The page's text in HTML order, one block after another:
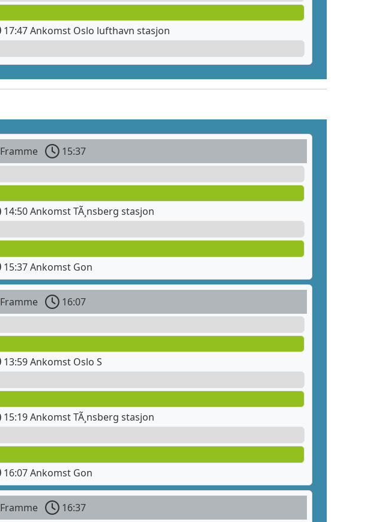
17:47 Ankomst Oslo lufthavn stasjon
Framme
15:37
14:50 Ankomst TÃ¸nsberg stasjon
15:37 Ankomst Gon
Framme
16:07
13:59 Ankomst Oslo S
15:19 Ankomst TÃ¸nsberg stasjon
16:07 Ankomst Gon
Framme
16:37